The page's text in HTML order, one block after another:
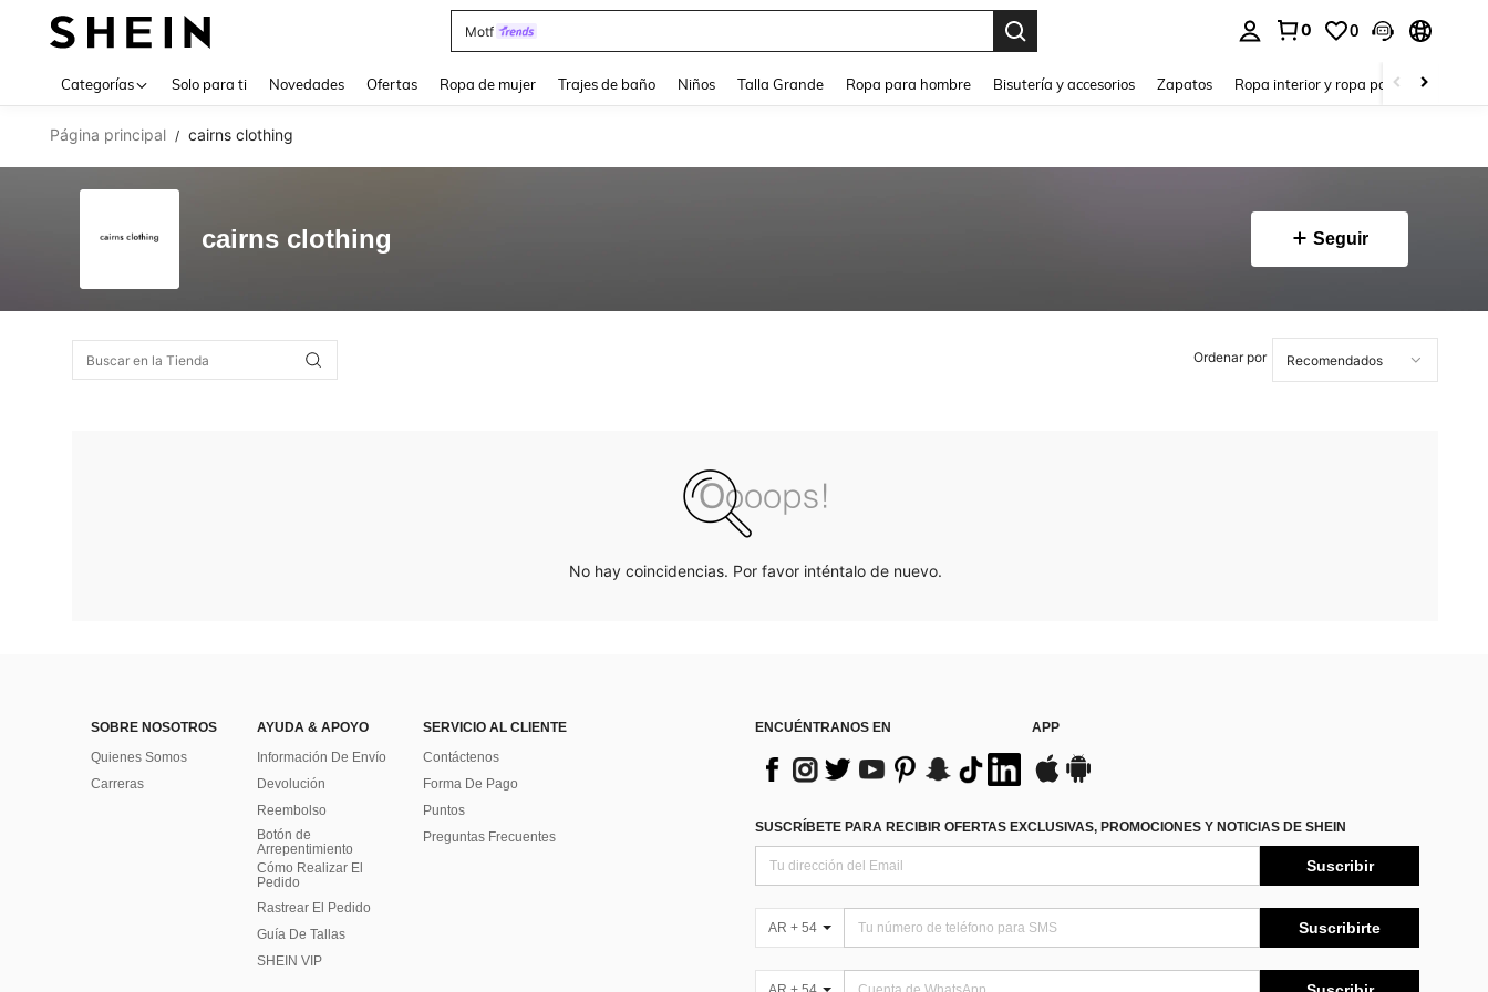
Motf
0 0
Categorías Solo para ti Novedades Ofertas Ropa de mujer Trajes de baño Niños Talla Grande Ropa para hombre Bisutería y accesorios Zapatos Ropa interior y ropa para dormir
Página principal / cairns clothing
cairns clothing Seguir
Ordenar por
No hay coincidencias. Por favor inténtalo de nuevo.
SOBRE NOSOTROS
Quienes Somos
Carreras
AYUDA & APOYO
Información De Envío
Devolución
Reembolso
Botón de
Arrepentimiento
Cómo Realizar El
Pedido
Rastrear El Pedido
Guía De Tallas
SHEIN VIP
SERVICIO AL CLIENTE
Contáctenos
Forma De Pago
Puntos
Preguntas Frecuentes
ENCUÉNTRANOS EN APP
SUSCRÍBETE PARA RECIBIR OFERTAS EXCLUSIVAS, PROMOCIONES Y NOTICIAS DE SHEIN
Suscribir
AR + 54 Suscribirte